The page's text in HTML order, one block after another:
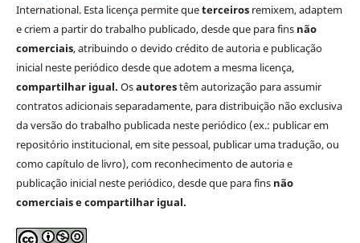
International. Esta licença permite queterceirosremixem, adaptem
e criem a partir do trabalho publicado, desde que para fins não
comerciais, atribuindo o devido crédito de autoria e publicação
inicial neste periódico desde que adotem a mesma licença,
compartilhar igual. Osautorestêm autorização para assumir
contratos adicionais separadamente, para distribuição não exclusiva
da versão do trabalho publicada neste periódico (ex.: publicar em
repositório institucional, em site pessoal, publicar uma tradução, ou
como capítulo de livro), com reconhecimento de autoria e
publicação inicial neste periódico, desde que para fins não
comerciais e compartilhar igual.